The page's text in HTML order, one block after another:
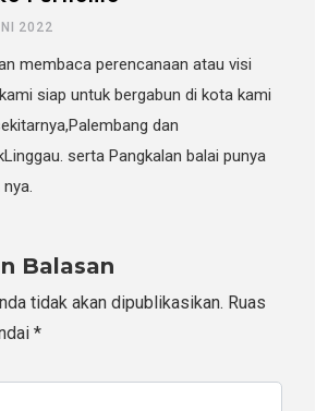
2022
membaca perencanaan atau visi
siap untuk bergabun di kota kami
dan
serta Pangkalan balai punya
Balasan
tidak akan dipublikasikan. Ruas
*